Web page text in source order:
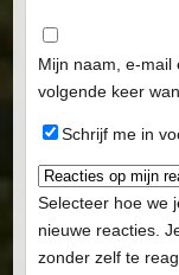
Mijn naam, e-mail
volgende keer
Schrijf me in
Selecteer hoe we
nieuwe reacties.
zonder zelf te